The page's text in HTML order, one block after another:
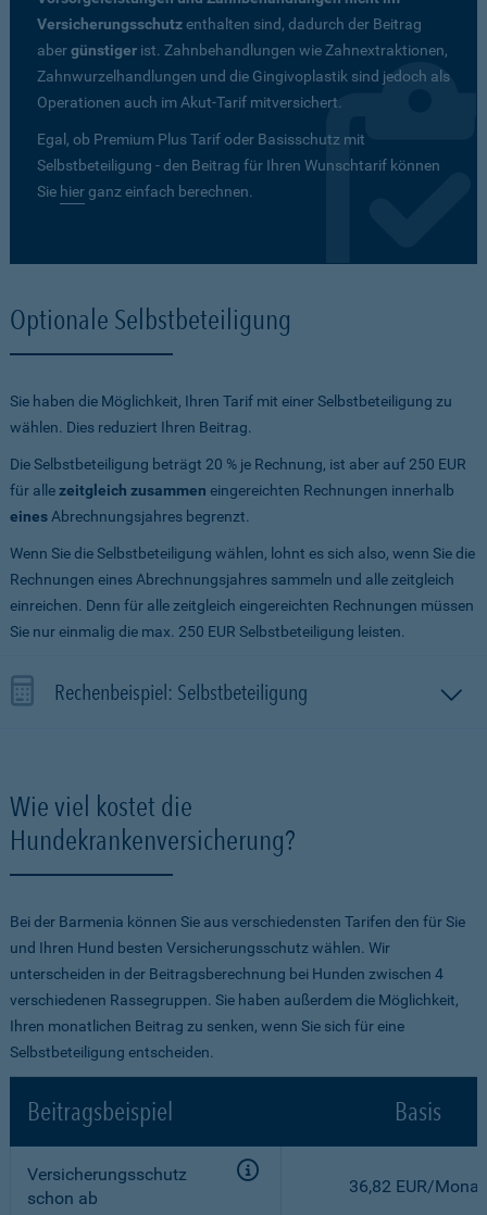
Versicherungsschutzenthalten sind, dadurch der Beitrag
abergünstiger ist. Zahnbehandlungen wie Zahnextraktionen,
Zahnwurzelhandlungen und die Gingivoplastik sind jedoch als
Operationen auch im Akut-Tarif mitversichert.
Egal, ob Premium Plus Tarif oder Basisschutz mit
Selbstbeteiligung - den Beitrag für Ihren Wunschtarif können
Sie hierganz einfach berechnen.
Optionale Selbstbeteiligung
Sie haben die Möglichkeit, Ihren Tarif mit einer Selbstbeteiligung zu
wählen. Dies reduziert Ihren Beitrag.
Die Selbstbeteiligung beträgt 20 % je Rechnung, ist aber auf 250 EUR
für allezeitgleich zusammen eingereichten Rechnungen innerhalb
eines Abrechnungsjahres begrenzt.
Wenn Sie die Selbstbeteiligung wählen, lohnt es sich also, wenn Sie die
Rechnungen eines Abrechnungsjahres sammeln und alle zeitgleich
einreichen. Denn für alle zeitgleich eingereichten Rechnungen müssen
Sie nur einmalig die max. 250 EUR Selbstbeteiligung leisten.
Rechenbeispiel: Selbstbeteiligung
Wie viel kostet die
Hundekrankenversicherung?
Bei der Barmenia können Sie aus verschiedensten Tarifen den für Sie
und Ihren Hund besten Versicherungsschutz wählen. Wir
unterscheiden in der Beitragsberechnung bei Hunden zwischen 4
verschiedenen Rassegruppen. Sie haben außerdem die Möglichkeit,
Ihren monatlichen Beitrag zu senken, wenn Sie sich für eine
Selbstbeteiligung entscheiden.
Beitragsbeispiel Basis
Versicherungsschutz
schon ab
36,82 EUR/Monat